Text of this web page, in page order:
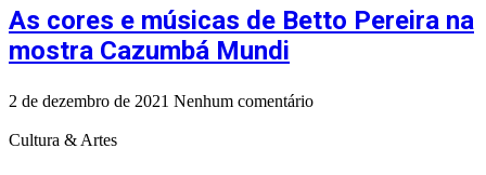
As cores e músicas de Betto Pereira na
mostra Cazumbá Mundi
2 de dezembro de 2021 Nenhum comentário
Cultura & Artes